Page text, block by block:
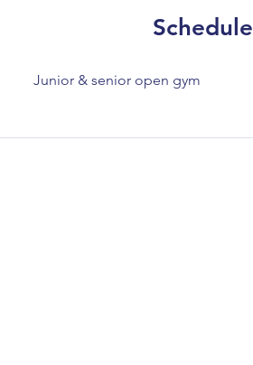
Schedule
Junior & senior open gym